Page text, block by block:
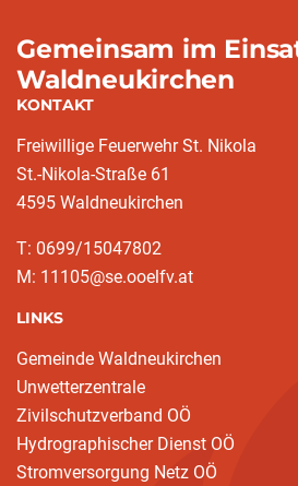
Gemeinsam im
Waldneukirchen
KONTAKT
Freiwillige Feuerwehr St. Nikola
St.-Nikola-Straße 61
4595 Waldneukirchen
T: 0699/15047802
M: 11105@se.ooelfv.at
LINKS
Gemeinde Waldneukirchen
Unwetterzentrale
Zivilschutzverband OÖ
Hydrographischer Dienst OÖ
Stromversorgung Netz OÖ